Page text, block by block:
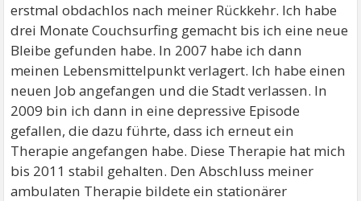
erstmal obdachlos nach meiner Rückkehr. Ich habe
drei Monate Couchsurfing gemacht bis ich eine neue
Bleibe gefunden habe. In 2007 habe ich dann
meinen Lebensmittelpunkt verlagert. Ich habe einen
neuen Job angefangen und die Stadt verlassen. In
2009 bin ich dann in eine depressive Episode
gefallen, die dazu führte, dass ich erneut ein
Therapie angefangen habe. Diese Therapie hat mich
bis 2011 stabil gehalten. Den Abschluss meiner
ambulaten Therapie bildete ein stationärer